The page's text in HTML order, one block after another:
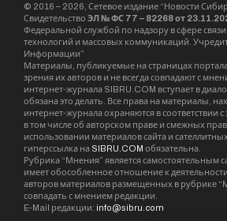
© 2016 – 2026, Сетевое издание “Новости
Свидетельство ЭЛ № ФС 77 – 82268 от
Федеральной службой по надзору в сфере
технологий и массовых коммуникаций.
Информации”
Материалы, публикуемые на страницах
зрения их авторов и не всегда совпадают с
интернет-журнала SIBRU.COM вступает в
обязана это делать. Все права на материалы,
интернет-журнала охраняются в соответствии
в том числе об авторском праве и смежных
использовании материалов сайта и
гиперссылка на SIBRU.COM обязательна.
Рубрика “Мнения” является самостоятельным
имеет обособленное отношение к
авторов материалов размещенных в рубрике
совпадать с мнением редакции.
E-Mail редакции: info@sibru.com